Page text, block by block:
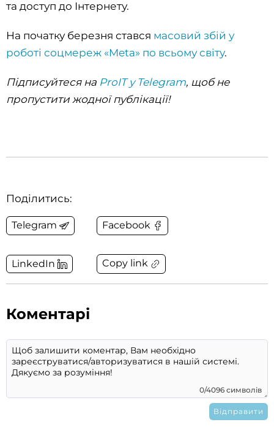
та доступ до Інтернету.
На початку березня стався масовий збій у
роботі соцмереж «Meta» по всьому світу.
Підписуйтеся на ProIT у Telegram, щоб не
пропустити жодної публікації!
Поділитись:
Telegram Facebook
LinkedIn Copy link
Коментарі
0/4096 символів